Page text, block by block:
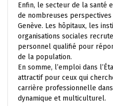
Enfin, le secteur de la santé
de nombreuses perspectives
Genève. Les hôpitaux, les
organisations sociales
personnel qualifié pour
de la population.
En somme, l’emploi dans
attractif pour ceux qui
carrière professionnelle
dynamique et multiculturel.